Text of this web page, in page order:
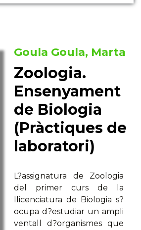
Goula Goula, Marta
Zoologia.
Ensenyament
de Biologia
(Pràctiques de
laboratori)
L?assignatura de Zoologia
del primer curs de la
llicenciatura de Biologia s?
ocupa d?estudiar un ampli
ventall d?organismes que